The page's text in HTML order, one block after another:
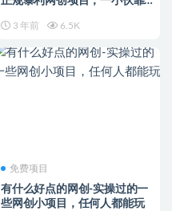
3 年前 6.5K
免费项目
有什么好点的网创-实操过的一
些网创小项目，任何人都能玩